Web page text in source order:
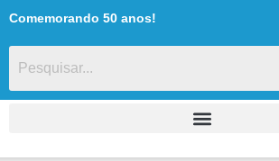
Comemorando 50 anos!